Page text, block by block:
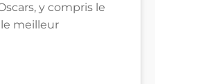
y compris le
meilleur